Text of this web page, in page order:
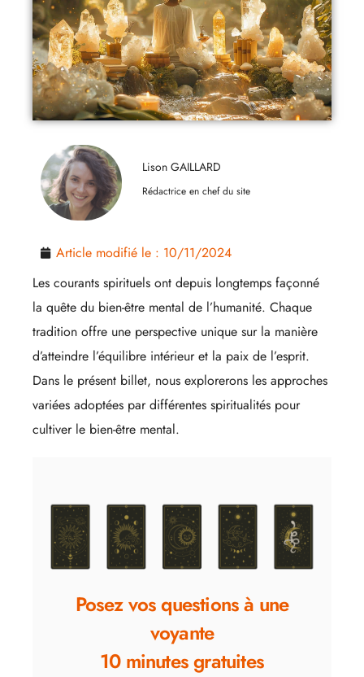
Lison GAILLARD
Rédactrice en chef du site
Article modifié le : 10/11/2024
Les courants spirituels ont depuis longtemps façonné
la quête du bien-être mental de l’humanité. Chaque
tradition offre une perspective unique sur la manière
d’atteindre l’équilibre intérieur et la paix de l’esprit.
Dans le présent billet, nous explorerons les approches
variées adoptées par différentes spiritualités pour
cultiver le bien-être mental.
Posez vos questions à une
voyante
10 minutes gratuites